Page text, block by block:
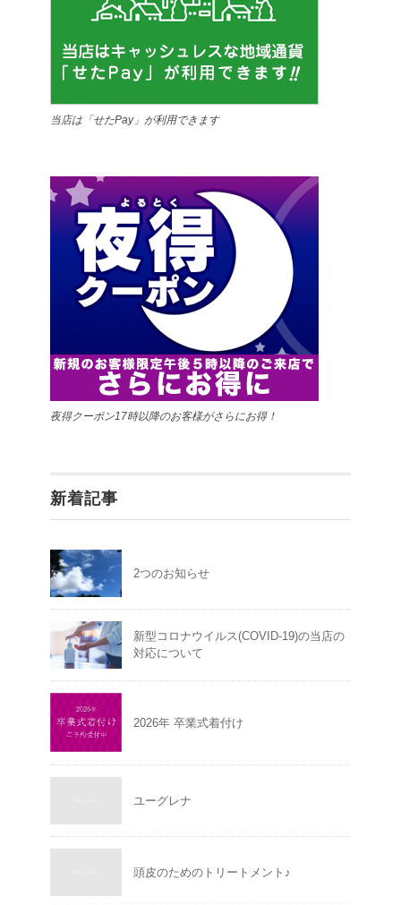
当店は「せたPay」が利用できます
夜得クーポン17時以降のお客様がさらにお得！
新着記事
2つのお知らせ
新型コロナウイルス(COVID-19)の当店の
対応について
2026年 卒業式着付け
ユーグレナ
頭皮のためのトリートメント♪